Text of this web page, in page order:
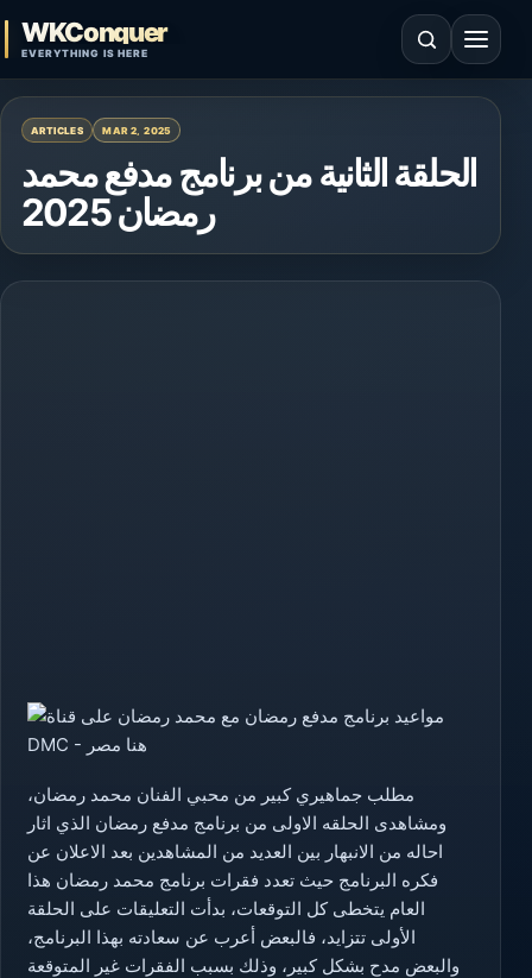
WKConquer
EVERYTHING IS HERE
Open search Open
ARTICLES MAR 2, 2025
الحلقة الثانية من برنامج مدفع محمد
رمضان 2025
مطلب جماهيري كبير من محبي الفنان محمد رمضان،
ومشاهدى الحلقه الاولى من برنامج مدفع رمضان الذي اثار
احاله من الانبهار بين العديد من المشاهدين بعد الاعلان عن
فكره البرنامج حيث تعدد فقرات برنامج محمد رمضان هذا
العام يتخطى كل التوقعات، بدأت التعليقات على الحلقة
الأولى تتزايد، فالبعض أعرب عن سعادته بهذا البرنامج،
والبعض مدح بشكل كبير، وذلك بسبب الفقرات غير المتوقعة